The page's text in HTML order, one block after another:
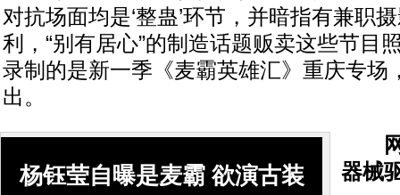
对抗场面均是‘整蛊’环节，并暗指有兼职
利，“别有居心”的制造话题贩卖这些节目
录制的是新一季《麦霸英雄汇》重庆专场
出。
杨钰莹自曝是麦霸 欲演古装
器械